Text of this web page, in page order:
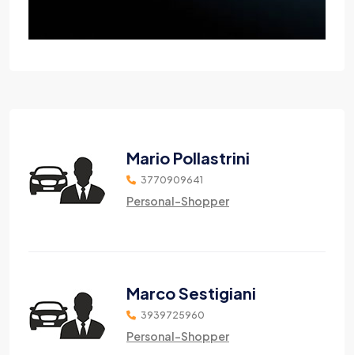
Mario Pollastrini
3770909641
Personal-Shopper
Marco Sestigiani
3939725960
Personal-Shopper